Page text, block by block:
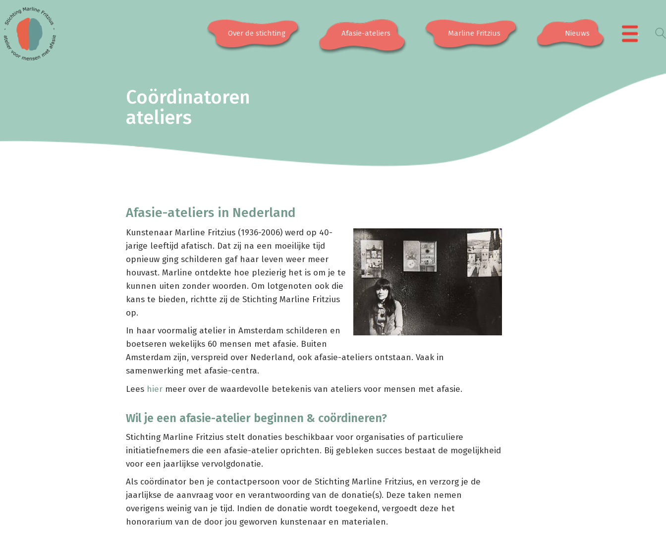
Over de stichting Afasie-ateliers Marline Fritzius Nieuws .
Coördinatoren
ateliers
Afasie-ateliers in Nederland
Kunstenaar Marline Fritzius (1936-2006) werd op 40-
jarige leeftijd afatisch. Dat zij na een moeilijke tijd
opnieuw ging schilderen gaf haar leven weer meer
houvast. Marline ontdekte hoe plezierig het is om je te
kunnen uiten zonder woorden. Om lotgenoten ook die
kans te bieden, richtte zij de Stichting Marline Fritzius
op.
In haar voormalig atelier in Amsterdam schilderen en
boetseren wekelijks 60 mensen met afasie. Buiten
Amsterdam zijn, verspreid over Nederland, ook afasie-ateliers ontstaan. Vaak in
samenwerking met afasie-centra.
Lees hier meer over de waardevolle betekenis van ateliers voor mensen met afasie.
Wil je een afasie-atelier beginnen & coördineren?
Stichting Marline Fritzius stelt donaties beschikbaar voor organisaties of particuliere
initiatiefnemers die een afasie-atelier oprichten. Bij gebleken succes bestaat de mogelijkheid
voor een jaarlijkse vervolgdonatie.
Als coördinator ben je contactpersoon voor de Stichting Marline Fritzius, en verzorg je de
jaarlijkse de aanvraag voor en verantwoording van de donatie(s). Deze taken nemen
overigens weinig van je tijd. Indien de donatie wordt toegekend, vergoedt deze het
honorarium van de door jou geworven kunstenaar en materialen.